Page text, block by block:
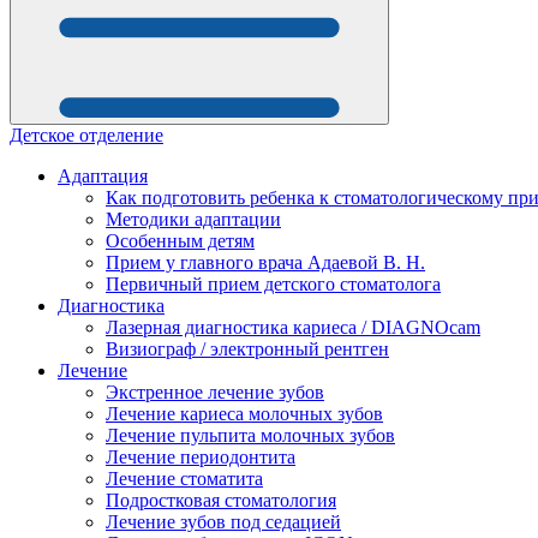
Детское отделение
Адаптация
Как подготовить ребенка к стоматологическому
Методики адаптации
Особенным детям
Прием у главного врача Адаевой В. Н.
Первичный прием детского стоматолога
Диагностика
Лазерная диагностика кариеса / DIAGNOcam
Визиограф / электронный рентген
Лечение
Экстренное лечение зубов
Лечение кариеса молочных зубов
Лечение пульпита молочных зубов
Лечение периодонтита
Лечение стоматита
Подростковая стоматология
Лечение зубов под седацией